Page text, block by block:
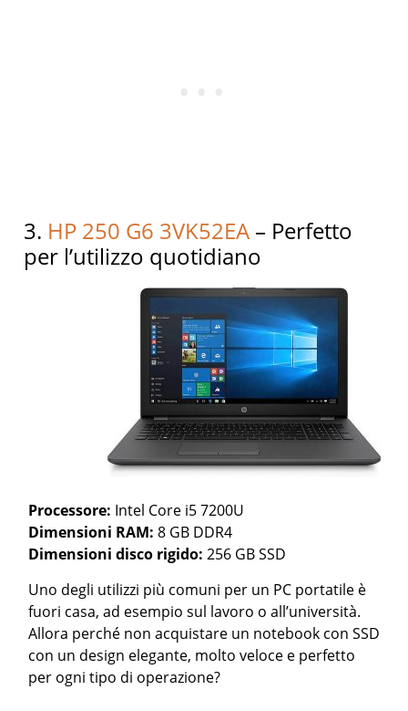
3. HP 250 G6 3VK52EA – Perfetto
per l’utilizzo quotidiano
Processore: Intel Core i5 7200U
Dimensioni RAM:8 GB DDR4
Dimensioni disco rigido:256 GB SSD
Uno degli utilizzi più comuni per un PC portatile è
fuori casa, ad esempio sul lavoro o all’università.
Allora perché non acquistare un notebook con SSD
con un design elegante, molto veloce e perfetto
per ogni tipo di operazione?